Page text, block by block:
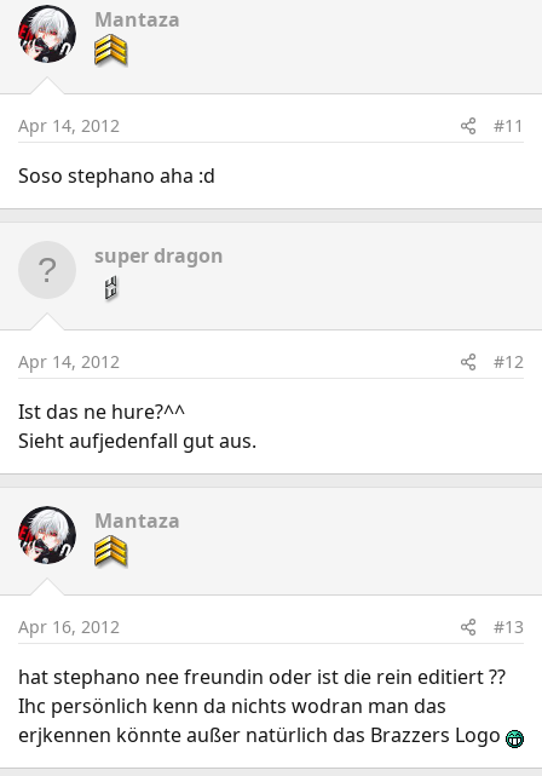
Mantaza
Apr 14, 2012 #11
Soso stephano aha :d
super dragon
Apr 14, 2012 #12
Ist das ne hure?^^
Sieht aufjedenfall gut aus.
Mantaza
Apr 16, 2012 #13
hat stephano nee freundin oder ist die rein editiert ??
Ihc persönlich kenn da nichts wodran man das
erjkennen könnte außer natürlich das Brazzers Logo